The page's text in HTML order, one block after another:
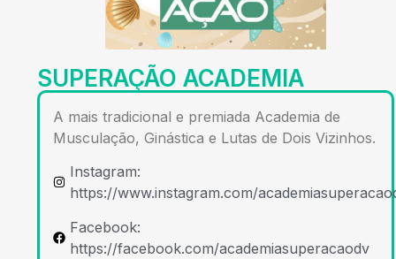
SUPERAÇÃO ACADEMIA
A mais tradicional e premiada Academia de
Musculação, Ginástica e Lutas de Dois Vizinhos.
Instagram:
https://www.instagram.com/
Facebook:
https://facebook.com/academiasuperacaodv